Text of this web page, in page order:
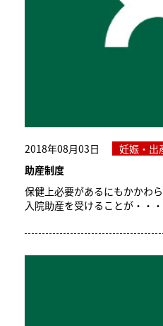
2018年08月03日
妊娠・出
助産制度
保健上必要があるにもかかわ
入院助産を受けることが・・・